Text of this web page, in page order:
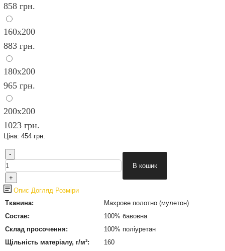
858 грн.
160х200
883 грн.
180х200
965 грн.
200х200
1023 грн.
Ціна: 454 грн.
Опис Догляд Розміри
Тканина:
Махрове полотно (мулетон)
Состав:
100% бавовна
Склад просочення:
100% поліуретан
Щільність матеріалу, г/м²:
160